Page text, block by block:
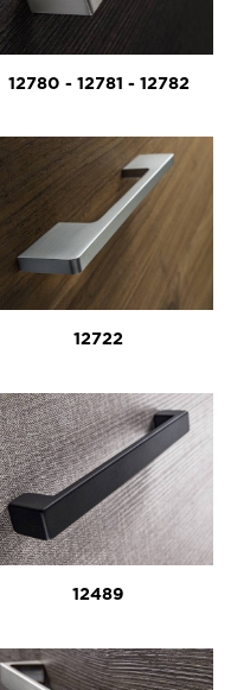
12780 - 12781 - 12782
12722
12489